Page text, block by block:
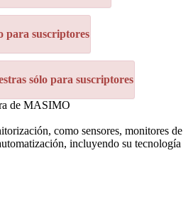
para suscriptores
sólo para suscriptores
de MASIMO
como sensores, monitores de
incluyendo su tecnología